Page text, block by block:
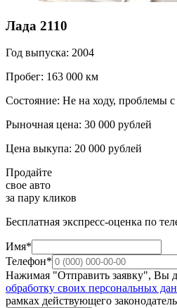
Лада 2110
Год выпуска: 2004
Пробег: 163 000 км
Состояние: Не на ходу, проблемы с
Рыночная цена: 30 000 рублей
Цена выкупа: 20 000 рублей
Продайте
свое авто
за пару кликов
Бесплатная экспресс-оценка по
Имя*
Телефон*
Нажимая "Отправить заявку", Вы
обработку своих персональных
рамках действующего